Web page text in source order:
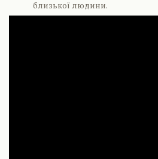
близької людини.